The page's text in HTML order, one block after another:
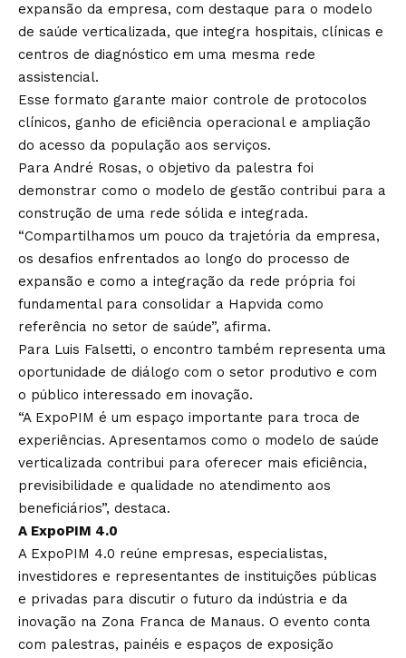
expansão da empresa, com destaque para o modelo
de saúde verticalizada, que integra hospitais, clínicas e
centros de diagnóstico em uma mesma rede
assistencial.
Esse formato garante maior controle de protocolos
clínicos, ganho de eficiência operacional e ampliação
do acesso da população aos serviços.
Para André Rosas, o objetivo da palestra foi
demonstrar como o modelo de gestão contribui para a
construção de uma rede sólida e integrada.
“Compartilhamos um pouco da trajetória da empresa,
os desafios enfrentados ao longo do processo de
expansão e como a integração da rede própria foi
fundamental para consolidar a Hapvida como
referência no setor de saúde”, afirma.
Para Luis Falsetti, o encontro também representa uma
oportunidade de diálogo com o setor produtivo e com
o público interessado em inovação.
“A ExpoPIM é um espaço importante para troca de
experiências. Apresentamos como o modelo de saúde
verticalizada contribui para oferecer mais eficiência,
previsibilidade e qualidade no atendimento aos
beneficiários”, destaca.
A ExpoPIM 4.0
A ExpoPIM 4.0 reúne empresas, especialistas,
investidores e representantes de instituições públicas
e privadas para discutir o futuro da indústria e da
inovação na Zona Franca de Manaus. O evento conta
com palestras, painéis e espaços de exposição